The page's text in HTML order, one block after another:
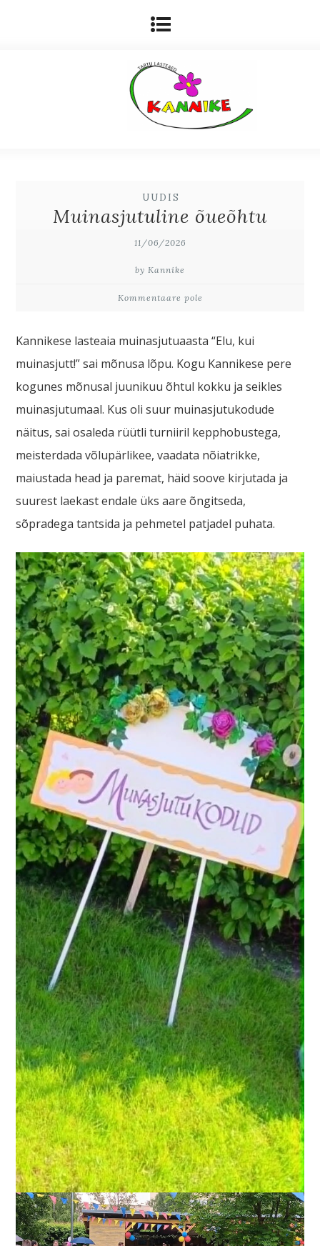
UUDIS
Muinasjutuline õueõhtu
11/06/2026
by Kannike
Kommentaare pole
Kannikese lasteaia muinasjutuaasta “Elu, kui
muinasjutt!” sai mõnusa lõpu. Kogu Kannikese pere
kogunes mõnusal juunikuu õhtul kokku ja seikles
muinasjutumaal. Kus oli suur muinasjutukodude
näitus, sai osaleda rüütli turniiril kepphobustega,
meisterdada võlupärlikee, vaadata nõiatrikke,
maiustada head ja paremat, häid soove kirjutada ja
suurest laekast endale üks aare õngitseda,
sõpradega tantsida ja pehmetel patjadel puhata.